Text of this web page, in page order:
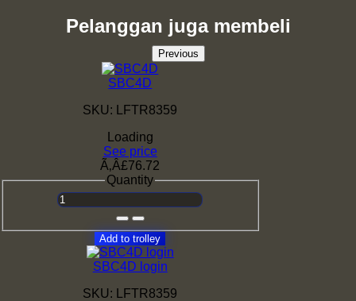
Pelanggan juga membeli
Previous
SBC4D
SKU: LFTR8359
Loading
See price
Ã‚Â£76.72
Quantity
Add to trolley
SBC4D login
SKU: LFTR8359